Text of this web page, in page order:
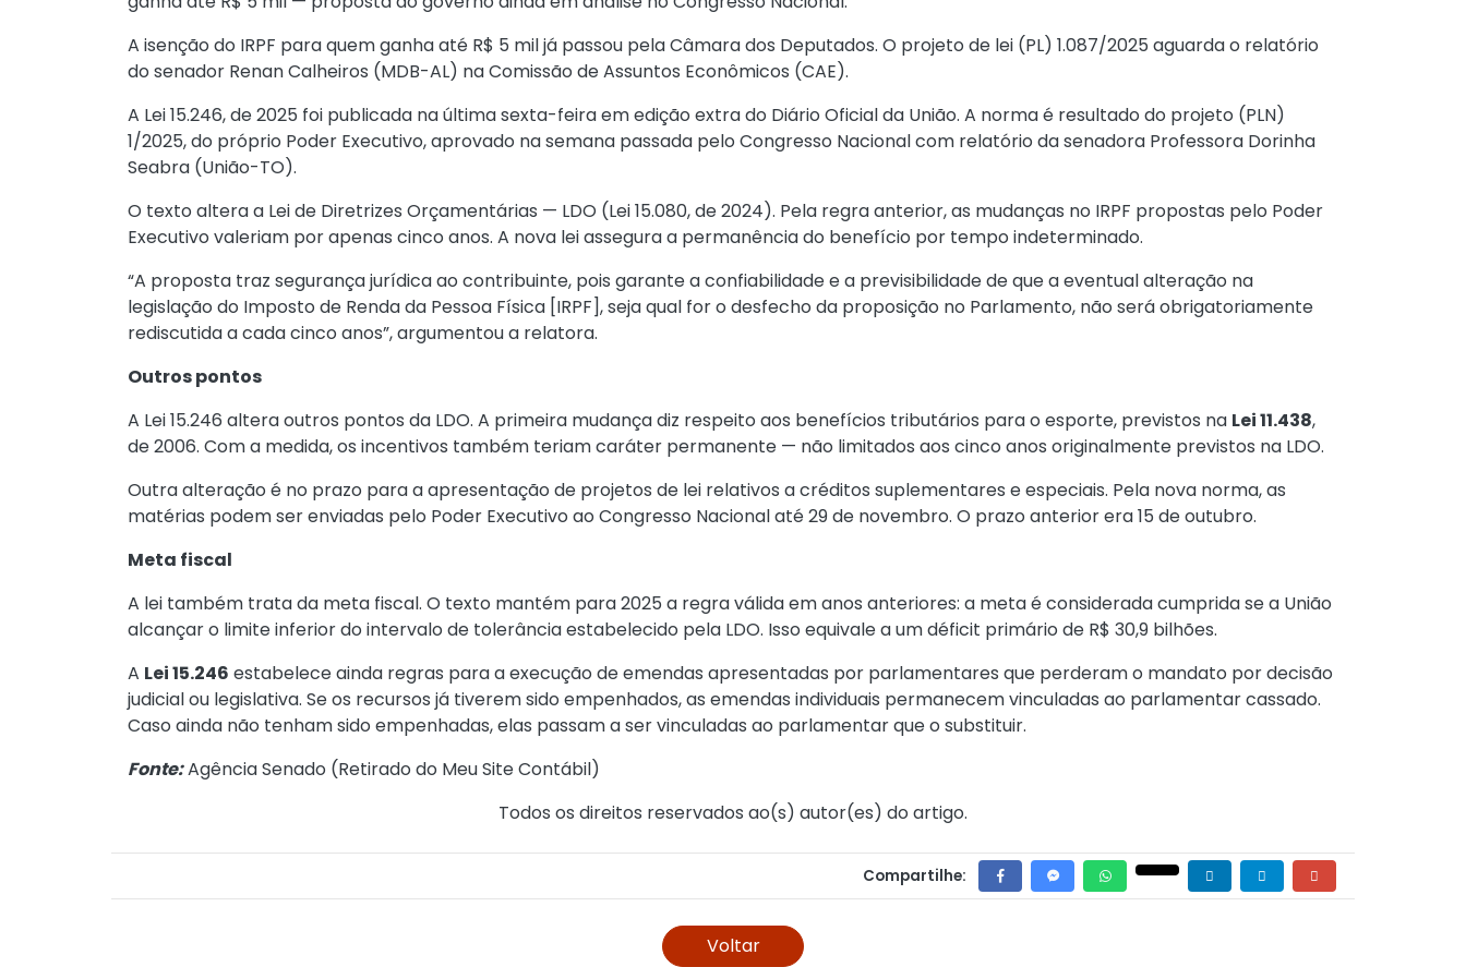
A isenção do IRPF para quem ganha até R$ 5 mil já passou pela Câmara dos Deputados. O projeto de lei (PL) 1.087/2025 aguarda o relatório
do senador Renan Calheiros (MDB-AL) na Comissão de Assuntos Econômicos (CAE).
A Lei 15.246, de 2025 foi publicada na última sexta-feira em edição extra do Diário Oficial da União. A norma é resultado do projeto (PLN)
1/2025, do próprio Poder Executivo, aprovado na semana passada pelo Congresso Nacional com relatório da senadora Professora Dorinha
Seabra (União-TO).
O texto altera a Lei de Diretrizes Orçamentárias — LDO (Lei 15.080, de 2024). Pela regra anterior, as mudanças no IRPF propostas pelo Poder
Executivo valeriam por apenas cinco anos. A nova lei assegura a permanência do benefício por tempo indeterminado.
“A proposta traz segurança jurídica ao contribuinte, pois garante a confiabilidade e a previsibilidade de que a eventual alteração na
legislação do Imposto de Renda da Pessoa Física [IRPF], seja qual for o desfecho da proposição no Parlamento, não será obrigatoriamente
rediscutida a cada cinco anos”, argumentou a relatora.
Outros pontos
A Lei 15.246 altera outros pontos da LDO. A primeira mudança diz respeito aos benefícios tributários para o esporte, previstos na Lei 11.438,
de 2006. Com a medida, os incentivos também teriam caráter permanente — não limitados aos cinco anos originalmente previstos na LDO.
Outra alteração é no prazo para a apresentação de projetos de lei relativos a créditos suplementares e especiais. Pela nova norma, as
matérias podem ser enviadas pelo Poder Executivo ao Congresso Nacional até 29 de novembro. O prazo anterior era 15 de outubro.
Meta fiscal
A lei também trata da meta fiscal. O texto mantém para 2025 a regra válida em anos anteriores: a meta é considerada cumprida se a União
alcançar o limite inferior do intervalo de tolerância estabelecido pela LDO. Isso equivale a um déficit primário de R$ 30,9 bilhões.
A Lei 15.246 estabelece ainda regras para a execução de emendas apresentadas por parlamentares que perderam o mandato por decisão
judicial ou legislativa. Se os recursos já tiverem sido empenhados, as emendas individuais permanecem vinculadas ao parlamentar cassado.
Caso ainda não tenham sido empenhadas, elas passam a ser vinculadas ao parlamentar que o substituir.
Fonte:Agência Senado (Retirado do Meu Site Contábil)
Todos os direitos reservados ao(s) autor(es) do artigo.
Compartilhe:
Voltar